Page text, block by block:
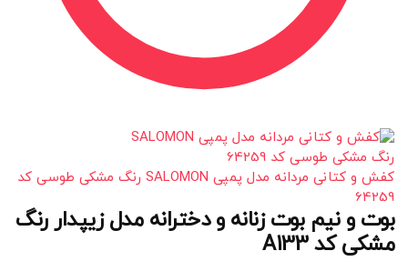
کفش و کتانی مردانه مدل پمپی SALOMON رنگ مشکی طوسی کد
64259
بوت و نیم بوت زنانه و دخترانه مدل زیپدار رنگ
مشکی کد A133